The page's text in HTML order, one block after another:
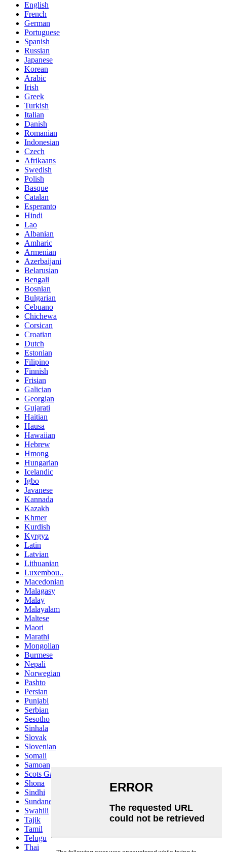
English
French
German
Portuguese
Spanish
Russian
Japanese
Korean
Arabic
Irish
Greek
Turkish
Italian
Danish
Romanian
Indonesian
Czech
Afrikaans
Swedish
Polish
Basque
Catalan
Esperanto
Hindi
Lao
Albanian
Amharic
Armenian
Azerbaijani
Belarusian
Bengali
Bosnian
Bulgarian
Cebuano
Chichewa
Corsican
Croatian
Dutch
Estonian
Filipino
Finnish
Frisian
Galician
Georgian
Gujarati
Haitian
Hausa
Hawaiian
Hebrew
Hmong
Hungarian
Icelandic
Igbo
Javanese
Kannada
Kazakh
Khmer
Kurdish
Kyrgyz
Latin
Latvian
Lithuanian
Luxembou..
Macedonian
Malagasy
Malay
Malayalam
Maltese
Maori
Marathi
Mongolian
Burmese
Nepali
Norwegian
Pashto
Persian
Punjabi
Serbian
Sesotho
Sinhala
Slovak
Slovenian
Somali
Samoan
Scots Gaelic
Shona
Sindhi
Sundanese
Swahili
Tajik
Tamil
Telugu
Thai